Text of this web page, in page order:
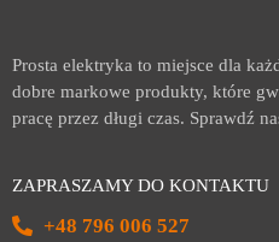
Prosta elektryka to miejsce dla
dobre markowe produkty, które
pracę przez długi czas. Sprawdź
ZAPRASZAMY DO KONTAKTU
+48 796 006 527